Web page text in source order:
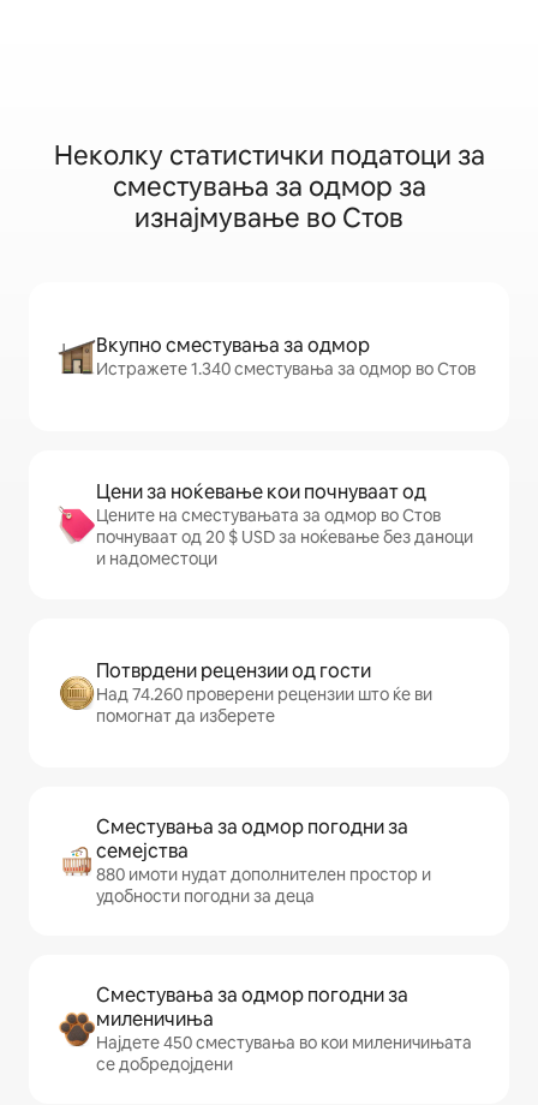
Неколку статистички податоци за
сместувања за одмор за
изнајмување во Стов
Вкупно сместувања за одмор
Истражете 1.340 сместувања за одмор во Стов
Цени за ноќевање кои почнуваат од
Цените на сместувањата за одмор во Стов
почнуваат од 20 $ USD за ноќевање без даноци
и надоместоци
Потврдени рецензии од гости
Над 74.260 проверени рецензии што ќе ви
помогнат да изберете
Сместувања за одмор погодни за
семејства
880 имоти нудат дополнителен простор и
удобности погодни за деца
Сместувања за одмор погодни за
миленичиња
Најдете 450 сместувања во кои миленичињата
се добредојдени